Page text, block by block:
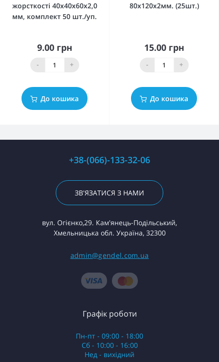
жорсткості 40x40x60x2,0
мм, комплект 50 шт./уп.
9.00 грн
- +
До кошика
80x120x2мм. (25шт.)
15.00 грн
- +
До кошика
+38-(066)-133-32-06
ЗВ'ЯЗАТИСЯ З НАМИ
вул. Огієнко,29. Кам'янець-Подільський,
Хмельницька обл. Україна, 32300
admin@gendel.com.ua
Графік роботи
Пн-пт - 09:00 - 18:00
Сб - 10:00 - 16:00
Нед - вихідний